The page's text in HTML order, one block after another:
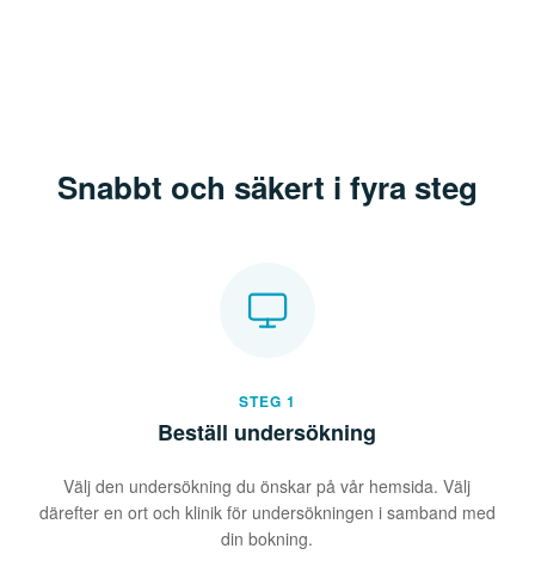
Snabbt och säkert i fyra steg
STEG 1
Beställ undersökning
Välj den undersökning du önskar på vår hemsida. Välj
därefter en ort och klinik för undersökningen i samband med
din bokning.